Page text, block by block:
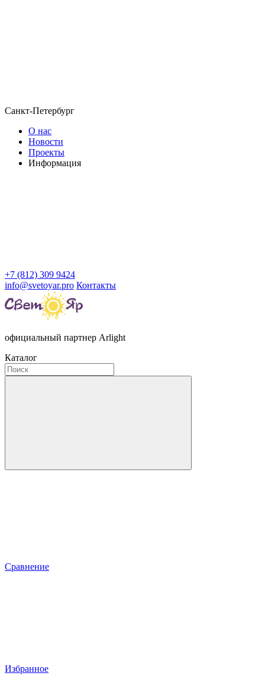
Санкт-Петербург
О нас
Новости
Проекты
Информация
+7 (812) 309 9424
info@svetoyar.pro Контакты
официальный партнер Arlight
Каталог
Сравнение
Избранное